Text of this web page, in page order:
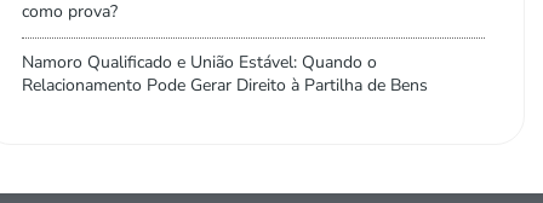
como prova?
Namoro Qualificado e União Estável: Quando o
Relacionamento Pode Gerar Direito à Partilha de Bens